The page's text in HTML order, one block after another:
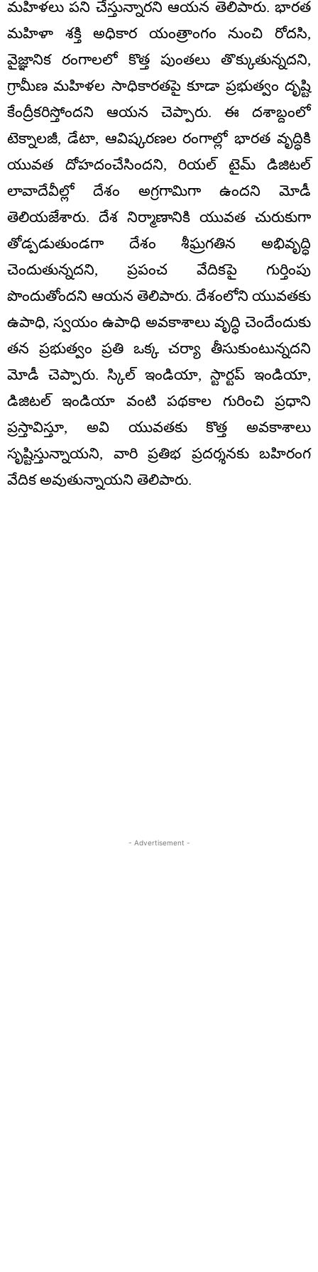
మహిళలు పని చేస్తున్నారని ఆయన తెలిపారు. భారత
మహిళా శక్తి అధికార యంత్రాంగం నుంచి రోదసి,
వైజ్ఞానిక రంగాలలో కొత్త పుంతలు తొక్కుతున్నదని,
గ్రామీణ మహిళల సాధికారతపై కూడా ప్రభుత్వం దృష్టి
కేంద్రీకరిస్తోందని ఆయన చెప్పారు. ఈ దశాబ్దంలో
టెక్నాలజీ, డేటా, ఆవిష్కరణల రంగాల్లో భారత వృద్ధికి
యువత దోహదంచేసిందని, రియల్ టైమ్ డిజిటల్
లావాదేవీల్లో దేశం అగ్రగామిగా ఉందని మోడీ
తెలియజేశారు. దేశ నిర్మాణానికి యువత చురుకుగా
తోడ్పడుతుండగా దేశం శీఘ్రగతిన అభివృద్ధి
చెందుతున్నదని, ప్రపంచ వేదికపై గుర్తింపు
పొందుతోందని ఆయన తెలిపారు. దేశంలోని యువతకు
ఉపాధి, స్వయం ఉపాధి అవకాశాలు వృద్ధి చెందేందుకు
తన ప్రభుత్వం ప్రతి ఒక్క చర్యా తీసుకుంటున్నదని
మోడీ చెప్పారు. స్కిల్ ఇండియా, స్టార్టప్ ఇండియా,
డిజిటల్ ఇండియా వంటి పథకాల గురించి ప్రధాని
ప్రస్తావిస్తూ, అవి యువతకు కొత్త అవకాశాలు
సృష్టిస్తున్నాయని, వారి ప్రతిభ ప్రదర్శనకు బహిరంగ
వేదిక అవుతున్నాయని తెలిపారు.
- Advertisement -